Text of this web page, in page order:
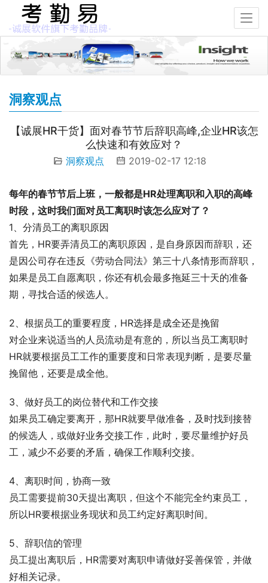
洞察观点
【诚展HR干货】面对春节节后辞职高峰,企业HR该怎
么快速和有效应对？
洞察观点 2019-02-17 12:18
每年的春节节后上班，一般都是HR处理离职和入职的高峰
时段，这时我们面对员工离职时该怎么应对了？
1、分清员工的离职原因
首先，HR要弄清员工的离职原因，是自身原因而辞职，还
是因公司存在违反《劳动合同法》第三十八条情形而辞职，
如果是员工自愿离职，你还有机会最多拖延三十天的准备
期，寻找合适的候选人。
2、根据员工的重要程度，HR选择是成全还是挽留
对企业来说适当的人员流动是有意的，所以当员工离职时
HR就要根据员工工作的重要度和日常表现判断，是要尽量
挽留他，还要是成全他。
3、做好员工的岗位替代和工作交接
如果员工确定要离开，那HR就要早做准备，及时找到接替
的候选人，或做好业务交接工作，此时，要尽量维护好员
工，减少不必要的矛盾，确保工作顺利交接。
4、离职时间，协商一致
员工需要提前30天提出离职，但这个不能完全约束员工，
所以HR要根据业务现状和员工约定好离职时间。
5、辞职信的管理
员工提出离职后，HR需要对离职申请做好妥善保管，并做
好相关记录。